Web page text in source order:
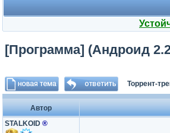
[Программа] (Андроид
Торрент-
Автор
STALKOID ®